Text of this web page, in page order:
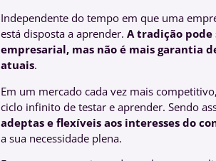
Independente do tempo em que uma
está disposta a aprender. A tradição
empresarial, mas não é mais garantia
atuais.
Em um mercado cada vez mais
ciclo infinito de testar e aprender. Sendo
adeptas e flexíveis aos interesses do
a sua necessidade plena.